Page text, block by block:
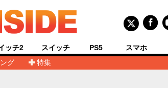
グ
特集
ッチ2 スイッチ PS5 スマホ